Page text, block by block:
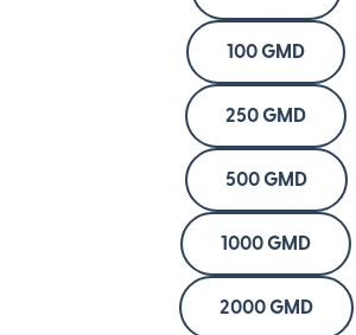
100 GMD
250 GMD
500 GMD
1000 GMD
2000 GMD